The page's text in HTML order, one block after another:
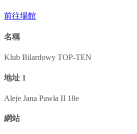
前往場館
名稱
Klub Bilardowy TOP-TEN
地址 1
Aleje Jana Pawła II 18e
網站